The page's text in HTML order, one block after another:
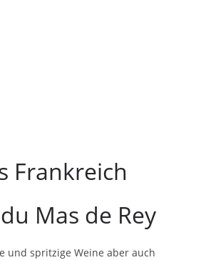
Frankreich
Mas de Rey
und spritzige Weine aber auch